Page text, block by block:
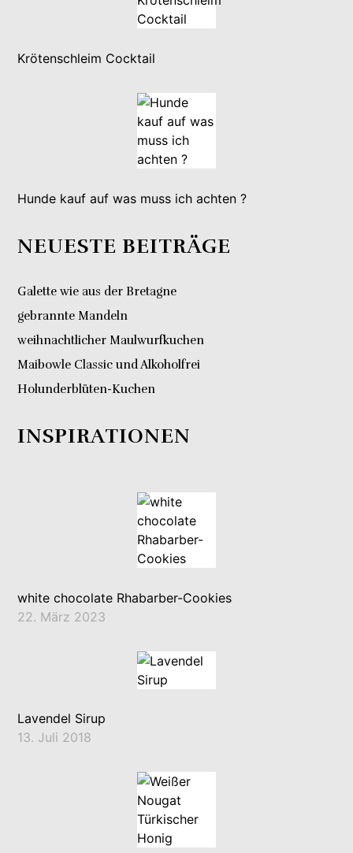
Krötenschleim Cocktail
Hunde kauf auf was muss ich achten ?
NEUESTE BEITRÄGE
Galette wie aus der Bretagne
gebrannte Mandeln
weihnachtlicher Maulwurfkuchen
Maibowle Classic und Alkoholfrei
Holunderblüten-Kuchen
INSPIRATIONEN
white chocolate Rhabarber-Cookies
22. März 2023
Lavendel Sirup
13. Juli 2018